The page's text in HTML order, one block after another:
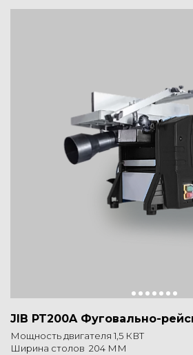
JIB PT200A Фуговально-
Мощность двигателя 1,5 КВТ
Ширина столов 204 ММ